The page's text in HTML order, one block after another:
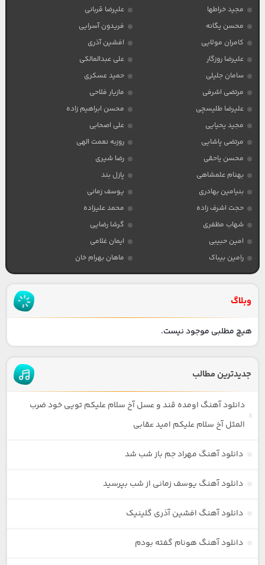
مجید خراطها
علیرضا قربانی
محسن یگانه
فریدون آسرایی
کامران مولایی
افشین آذری
علیرضا روزگار
علی عبدالمالکی
سامان جلیلی
حمید عسکری
مرتضی اشرفی
مازیار فلاحی
علیرضا طلیسچی
محسن ابراهیم زاده
مجید یحیایی
علی اصحابی
مرتضی پاشایی
روزبه نعمت الهی
محسن یاحقی
رضا شیری
بهنام علمشاهی
پازل بند
بنیامین بهادری
یوسف زمانی
حجت اشرف زاده
محمد علیزاده
شهاب مظفری
گرشا رضایی
امین حبیبی
ایمان غلامی
رامین بیباک
ماهان بهرام خان
وبلاگ
هیچ مطلبی موجود نیست.
جدیدترین مطالب
دانلود آهنگ اومده قند و عسل آخ سلام علیکم تویی خود ضرب
المثل آخ سلام علیکم امید عقابی
دانلود آهنگ مهراد جم باز شب شد
دانلود آهنگ یوسف زمانی از شب بپرسید
دانلود آهنگ افشین آذری گلینیک
دانلود آهنگ هونام گفته بودم